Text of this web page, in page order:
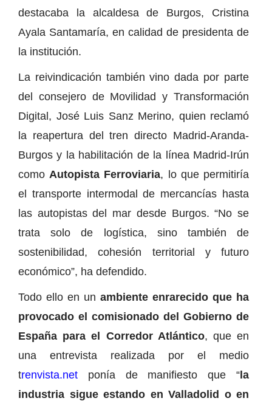
destacaba la alcaldesa de Burgos, Cristina
Ayala Santamaría, en calidad de presidenta de
la institución.
La reivindicación también vino dada por parte
del consejero de Movilidad y Transformación
Digital, José Luis Sanz Merino, quien reclamó
la reapertura del tren directo Madrid-Aranda-
Burgos y la habilitación de la línea Madrid-Irún
como Autopista Ferroviaria, lo que permitiría
el transporte intermodal de mercancías hasta
las autopistas del mar desde Burgos. “No se
trata solo de logística, sino también de
sostenibilidad, cohesión territorial y futuro
económico”, ha defendido.
Todo ello en un ambiente enrarecido que ha
provocado el comisionado del Gobierno de
España para el Corredor Atlántico, que en
una entrevista realizada por el medio
trenvista.net ponía de manifiesto que “la
industria sigue estando en Valladolid o en